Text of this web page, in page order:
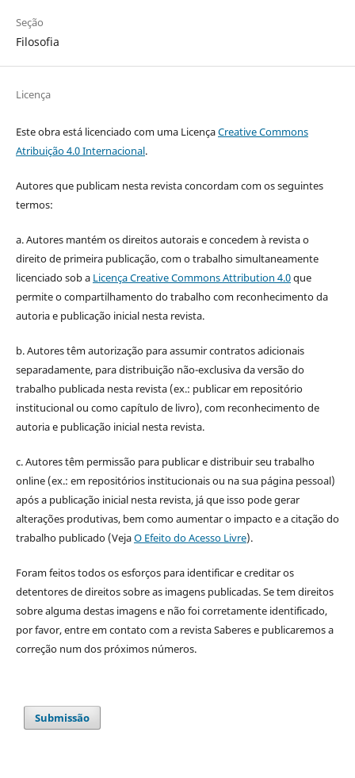
Seção
Filosofia
Licença
Este obra está licenciado com uma LicençaCreative Commons
Atribuição 4.0 Internacional.
Autores que publicam nesta revista concordam com os seguintes
termos:
a. Autores mantém os direitos autorais e concedem à revista o
direito de primeira publicação, com o trabalho simultaneamente
licenciado sob a Licença Creative Commons Attribution 4.0que
permite o compartilhamento do trabalho com reconhecimento da
autoria e publicação inicial nesta revista.
b. Autores têm autorização para assumir contratos adicionais
separadamente, para distribuição não-exclusiva da versão do
trabalho publicada nesta revista (ex.: publicar em repositório
institucional ou como capítulo de livro), com reconhecimento de
autoria e publicação inicial nesta revista.
c. Autores têm permissão para publicar e distribuir seu trabalho
online (ex.: em repositórios institucionais ou na sua página pessoal)
após a publicação inicial nesta revista, já que isso pode gerar
alterações produtivas, bem como aumentar o impacto e a citação do
trabalho publicado (VejaO Efeito do Acesso Livre).
Foram feitos todos os esforços para identificar e creditar os
detentores de direitos sobre as imagens publicadas. Se tem direitos
sobre alguma destas imagens e não foi corretamente identificado,
por favor, entre em contato com a revista Saberes e publicaremos a
correção num dos próximos números.
Submissão